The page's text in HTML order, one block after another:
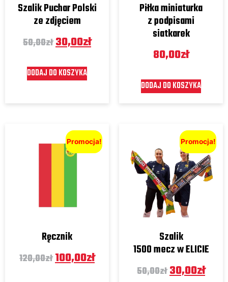
Szalik Puchar Polski
ze zdjęciem
50,00zł30,00zł
DODAJ DO KOSZYKA
Piłka miniaturka
z podpisami
siatkarek
80,00zł
DODAJ DO KOSZYKA
Promocja!
Ręcznik
120,00zł100,00zł
Promocja!
Szalik
1500 mecz w ELICIE
50,00zł30,00zł